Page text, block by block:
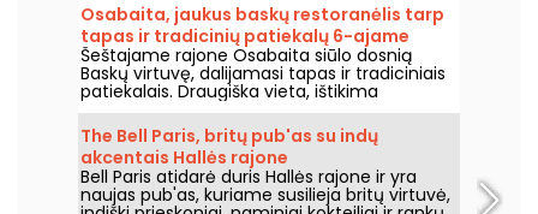
Osabaita, jaukus baskų restoranėlis tarp
tapas ir tradicinių patiekalų 6-ajame
rajone.
Šeštajame rajone Osabaita siūlo dosnią
Baskų virtuvę, dalijamasi tapas ir tradiciniais
patiekalais. Draugiška vieta, ištikima
Pietvakarių Vakarų regiono gaminiams ir
vertybėms.
The Bell Paris, britų pub'as su indų
akcentais Hallės rajone
Bell Paris atidarė duris Hallės rajone ir yra
naujas pub'as, kuriame susilieja britų virtuvė,